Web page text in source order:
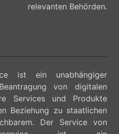
relevanten Behörden.
ist ein unabhängiger
von digitalen
Services und Produkte
Beziehung zu staatlichen
Der Service von